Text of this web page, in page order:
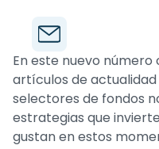
En este nuevo
artículos de actualidad
selectores de fondos
estrategias que
gustan en estos